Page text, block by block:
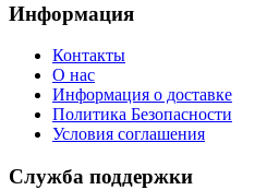
Информация
Контакты
О нас
Информация о доставке
Политика Безопасности
Условия соглашения
Служба поддержки